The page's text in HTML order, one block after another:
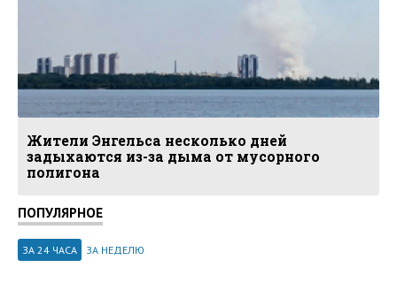
Жители Энгельса несколько дней
задыхаются из-за дыма от мусорного
полигона
ПОПУЛЯРНОЕ
ЗА 24 ЧАСА ЗА НЕДЕЛЮ